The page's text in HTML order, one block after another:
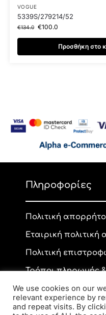
VOGUE
5339S/279214/52
€134.0 €100.0
Προσθήκη στο
Πληροφορίες
Πολιτική
Εταιρική
Πολιτική
Τρόποι πληρωμής
We use cookies on our
relevant experience by
and repeat visits. By